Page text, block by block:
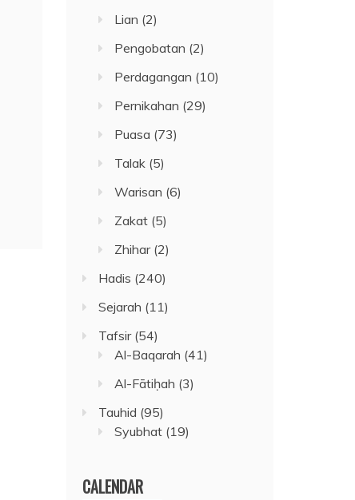
Lian (2)
Pengobatan (2)
Perdagangan (10)
Pernikahan (29)
Puasa (73)
Talak (5)
Warisan (6)
Zakat (5)
Zhihar(2)
Hadis (240)
Sejarah (11)
Tafsir(54)
Al-Baqarah (41)
Al-Fātiḥah (3)
Tauhid (95)
Syubhat (19)
CALENDAR